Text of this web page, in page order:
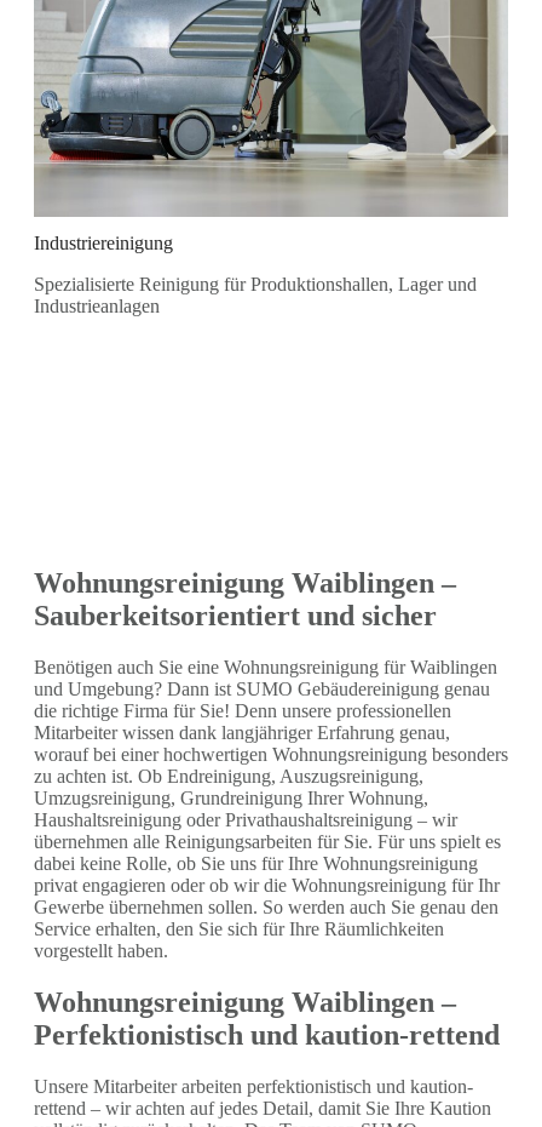
Industriereinigung
Spezialisierte Reinigung für Produktionshallen, Lager und
Industrieanlagen
Wohnungsreinigung Waiblingen –
Sauberkeitsorientiert und sicher
Benötigen auch Sie eine Wohnungsreinigung für Waiblingen
und Umgebung? Dann ist SUMO Gebäudereinigung genau
die richtige Firma für Sie! Denn unsere professionellen
Mitarbeiter wissen dank langjähriger Erfahrung genau,
worauf bei einer hochwertigen Wohnungsreinigung besonders
zu achten ist. Ob Endreinigung, Auszugsreinigung,
Umzugsreinigung, Grundreinigung Ihrer Wohnung,
Haushaltsreinigung oder Privathaushaltsreinigung – wir
übernehmen alle Reinigungsarbeiten für Sie. Für uns spielt es
dabei keine Rolle, ob Sie uns für Ihre Wohnungsreinigung
privat engagieren oder ob wir die Wohnungsreinigung für Ihr
Gewerbe übernehmen sollen. So werden auch Sie genau den
Service erhalten, den Sie sich für Ihre Räumlichkeiten
vorgestellt haben.
Wohnungsreinigung Waiblingen –
Perfektionistisch und kaution-rettend
Unsere Mitarbeiter arbeiten perfektionistisch und kaution-
rettend – wir achten auf jedes Detail, damit Sie Ihre Kaution